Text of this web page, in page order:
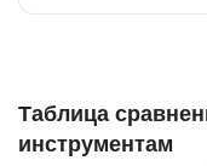
Таблица
инструментам